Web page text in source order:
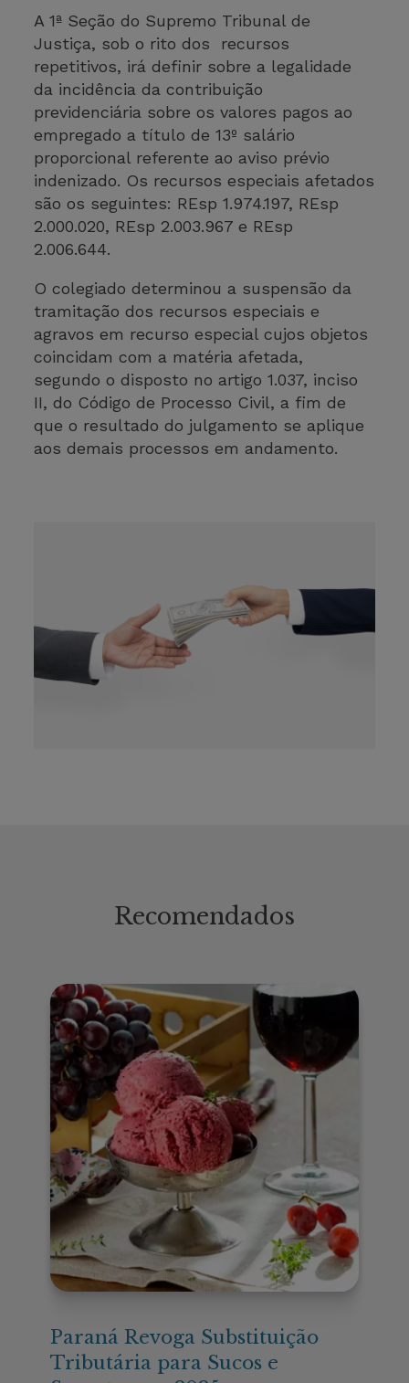
A 1ª Seção do Supremo Tribunal de
Justiça, sob o rito dos recursos
repetitivos, irá definir sobre a legalidade
da incidência da contribuição
previdenciária sobre os valores pagos ao
empregado a título de 13º salário
proporcional referente ao aviso prévio
indenizado. Os recursos especiais afetados
são os seguintes: REsp 1.974.197, REsp
2.000.020, REsp 2.003.967 e REsp
2.006.644.
O colegiado determinou a suspensão da
tramitação dos recursos especiais e
agravos em recurso especial cujos objetos
coincidam com a matéria afetada,
segundo o disposto no artigo 1.037, inciso
II, do Código de Processo Civil, a fim de
que o resultado do julgamento se aplique
aos demais processos em andamento.
Recomendados
Paraná Revoga Substituição
Tributária para Sucos e